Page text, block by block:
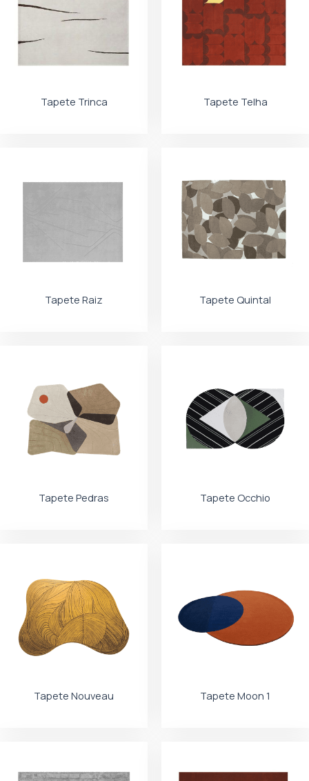
Tapete Trinca Tapete Telha
Tapete Raiz Tapete Quintal
Tapete Pedras Tapete Occhio
Tapete Nouveau Tapete Moon 1